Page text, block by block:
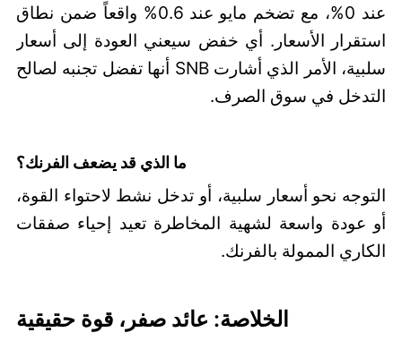
عند 0%، مع تضخم مايو عند 0.6% واقعاً ضمن نطاق
استقرار الأسعار. أي خفض سيعني العودة إلى أسعار
سلبية، الأمر الذي أشارت SNB أنها تفضل تجنبه لصالح
التدخل في سوق الصرف.
ما الذي قد يضعف الفرنك؟
التوجه نحو أسعار سلبية، أو تدخل نشط لاحتواء القوة،
أو عودة واسعة لشهية المخاطرة تعيد إحياء صفقات
الكاري الممولة بالفرنك.
الخلاصة: عائد صفر، قوة حقيقية